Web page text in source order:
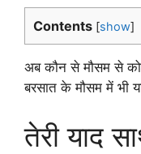
Contents [show]
अब कौन से मौसम से
बरसात के मौसम में भी
तेरी याद